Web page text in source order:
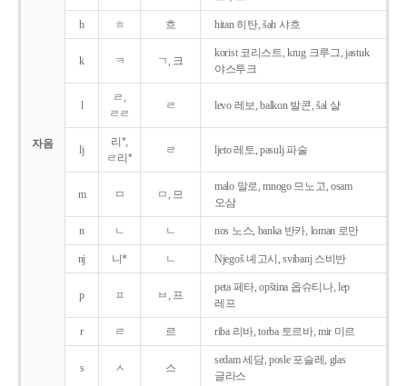
자음
h ㅎ 흐 hitan 히탄, šah 샤흐
k ㅋ ㄱ, 크
korist 코리스트, krug 크루그, jastuk
야스투크
l
ㄹ,
ㄹㄹ
ㄹ levo 레보, balkon 발콘, šal 샬
lj
리*,
ㄹ리*
ㄹ ljeto 레토, pasulj 파술
m ㅁ ㅁ, 므
malo 말로, mnogo 므노고, osam
오삼
n ㄴ ㄴ nos 노스, banka 반카, loman 로만
nj 니* ㄴ Njegoš 녜고시, svibanj 스비반
p ㅍ ㅂ, 프
peta 페타, opština 옵슈티나, lep
레프
r ㄹ 르 riba 리바, torba 토르바, mir 미르
s ㅅ 스
sedam 세담, posle 포슬레, glas
글라스